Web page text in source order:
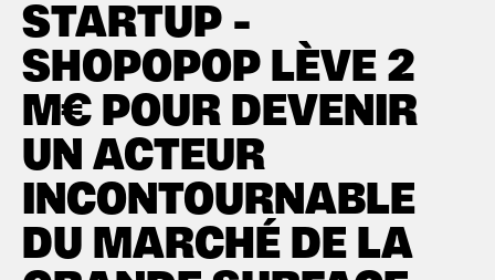
STARTUP -
SHOPOPOP LÈVE 2
M€ POUR DEVENIR
UN ACTEUR
INCONTOURNABLE
DU MARCHÉ DE LA